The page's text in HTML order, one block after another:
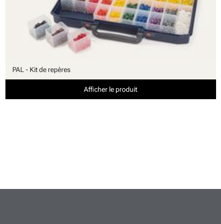
PAL - Kit de repères
Afficher le produit